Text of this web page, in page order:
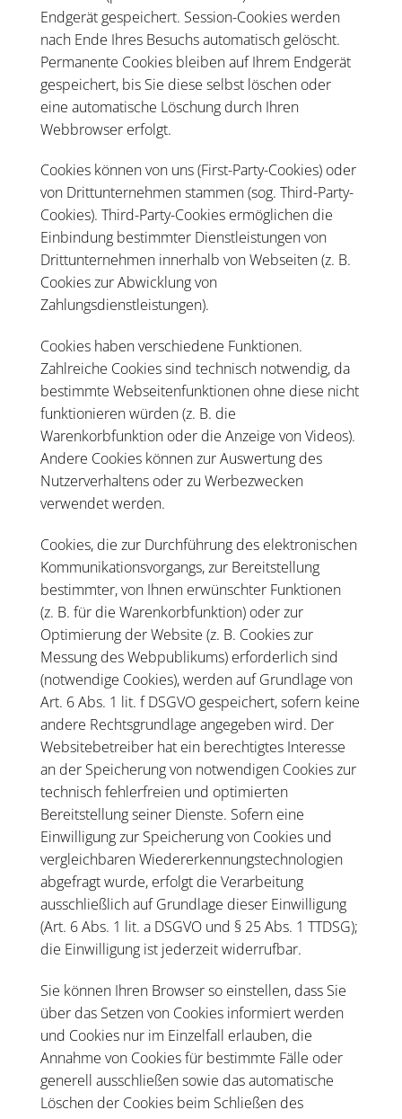
Endgerät gespeichert. Session-Cookies werden
nach Ende Ihres Besuchs automatisch gelöscht.
Permanente Cookies bleiben auf Ihrem Endgerät
gespeichert, bis Sie diese selbst löschen oder
eine automatische Löschung durch Ihren
Webbrowser erfolgt.
Cookies können von uns (First-Party-Cookies) oder
von Drittunternehmen stammen (sog. Third-Party-
Cookies). Third-Party-Cookies ermöglichen die
Einbindung bestimmter Dienstleistungen von
Drittunternehmen innerhalb von Webseiten (z. B.
Cookies zur Abwicklung von
Zahlungsdienstleistungen).
Cookies haben verschiedene Funktionen.
Zahlreiche Cookies sind technisch notwendig, da
bestimmte Webseitenfunktionen ohne diese nicht
funktionieren würden (z. B. die
Warenkorbfunktion oder die Anzeige von Videos).
Andere Cookies können zur Auswertung des
Nutzerverhaltens oder zu Werbezwecken
verwendet werden.
Cookies, die zur Durchführung des elektronischen
Kommunikationsvorgangs, zur Bereitstellung
bestimmter, von Ihnen erwünschter Funktionen
(z. B. für die Warenkorbfunktion) oder zur
Optimierung der Website (z. B. Cookies zur
Messung des Webpublikums) erforderlich sind
(notwendige Cookies), werden auf Grundlage von
Art. 6 Abs. 1 lit. f DSGVO gespeichert, sofern keine
andere Rechtsgrundlage angegeben wird. Der
Websitebetreiber hat ein berechtigtes Interesse
an der Speicherung von notwendigen Cookies zur
technisch fehlerfreien und optimierten
Bereitstellung seiner Dienste. Sofern eine
Einwilligung zur Speicherung von Cookies und
vergleichbaren Wiedererkennungstechnologien
abgefragt wurde, erfolgt die Verarbeitung
ausschließlich auf Grundlage dieser Einwilligung
(Art. 6 Abs. 1 lit. a DSGVO und § 25 Abs. 1 TTDSG);
die Einwilligung ist jederzeit widerrufbar.
Sie können Ihren Browser so einstellen, dass Sie
über das Setzen von Cookies informiert werden
und Cookies nur im Einzelfall erlauben, die
Annahme von Cookies für bestimmte Fälle oder
generell ausschließen sowie das automatische
Löschen der Cookies beim Schließen des